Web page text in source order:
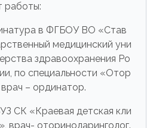
работы:
в ФГБОУ ВО «Став
медицинский уни
здравоохранения Ро
по специальности «Отор
– ординатор.
СК «Краевая детская кли
врач- оториноларинголог.